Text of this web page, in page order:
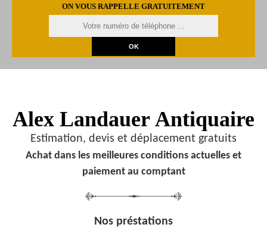
ON VOUS RAPPELLE GRATUITEMENT
Alex Landauer Antiquaire
Estimation, devis et déplacement gratuits
Achat dans les meilleures conditions actuelles et
paiement au comptant
Nos préstations